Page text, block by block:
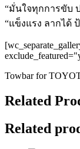
“มั่นใจทุกการขับ
“แข็งแรง ลากได้
Towbar for
Related
Related